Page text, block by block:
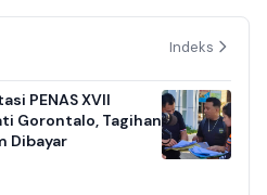
Indeks
PENAS XVII
Gorontalo, Tagihan
Dibayar